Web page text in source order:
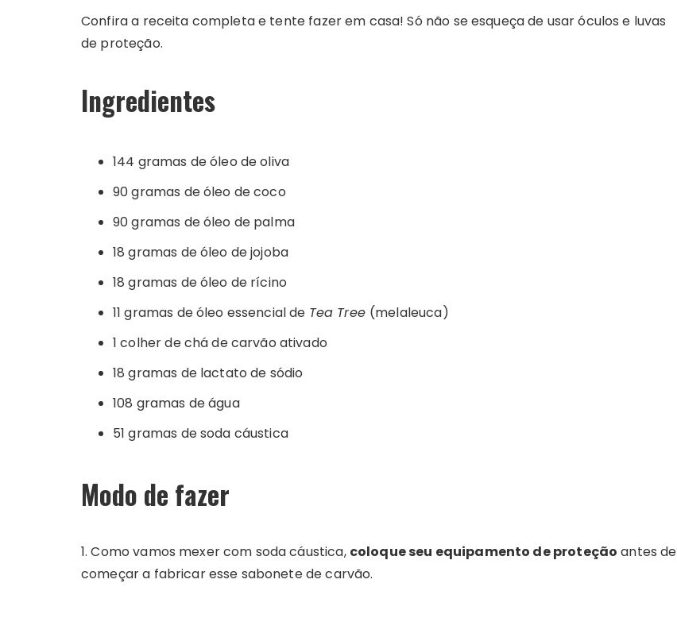
Confira a receita completa e tente fazer em casa! Só não se esqueça de usar óculos e luvas
de proteção.
Ingredientes
144 gramas de óleo de oliva
90 gramas de óleo de coco
90 gramas de óleo de palma
18 gramas de óleo de jojoba
18 gramas de óleo de rícino
11 gramas de óleo essencial de Tea Tree (melaleuca)
1 colher de chá de carvão ativado
18 gramas de lactato de sódio
108 gramas de água
51 gramas de soda cáustica
Modo de fazer
1. Como vamos mexer com soda cáustica, coloque seu equipamento de proteção antes de
começar a fabricar esse sabonete de carvão.